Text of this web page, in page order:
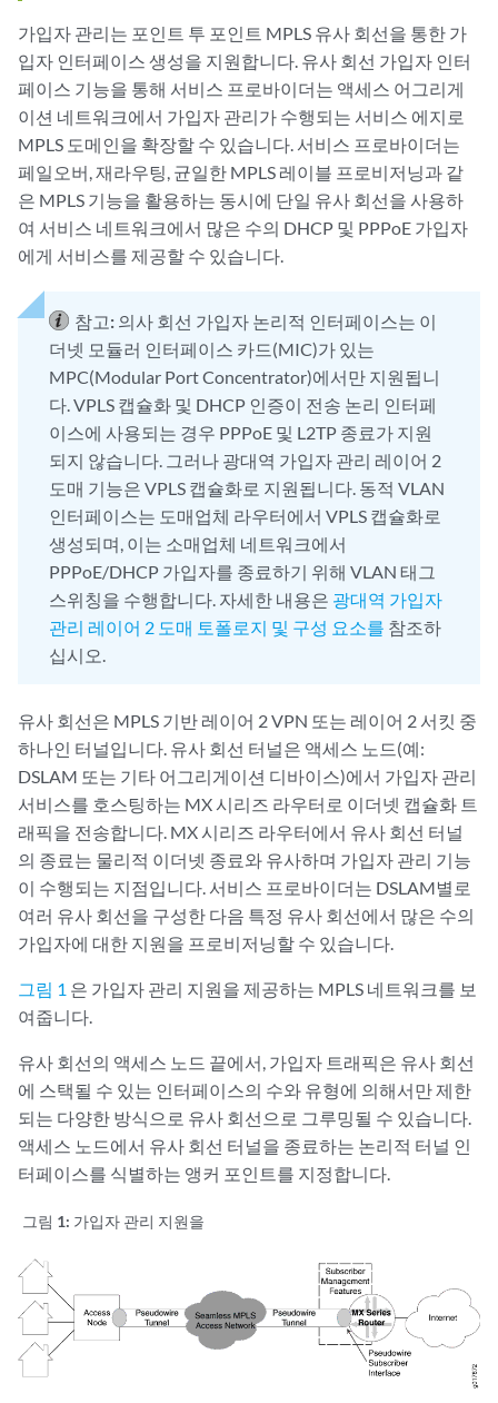
가입자 관리는 포인트 투 포인트 MPLS 유사 회선을 통한 가
입자 인터페이스 생성을 지원합니다. 유사 회선 가입자 인터
페이스 기능을 통해 서비스 프로바이더는 액세스 어그리게
이션 네트워크에서 가입자 관리가 수행되는 서비스 에지로
MPLS 도메인을 확장할 수 있습니다. 서비스 프로바이더는
페일오버, 재라우팅, 균일한 MPLS 레이블 프로비저닝과 같
은 MPLS 기능을 활용하는 동시에 단일 유사 회선을 사용하
여 서비스 네트워크에서 많은 수의 DHCP 및 PPPoE 가입자
에게 서비스를 제공할 수 있습니다.
참고: 의사 회선 가입자 논리적 인터페이스는 이
더넷 모듈러 인터페이스 카드(MIC)가 있는
MPC(Modular Port Concentrator)에서만 지원됩니
다. VPLS 캡슐화 및 DHCP 인증이 전송 논리 인터페
이스에 사용되는 경우 PPPoE 및 L2TP 종료가 지원
되지 않습니다. 그러나 광대역 가입자 관리 레이어 2
도매 기능은 VPLS 캡슐화로 지원됩니다. 동적 VLAN
인터페이스는 도매업체 라우터에서 VPLS 캡슐화로
생성되며, 이는 소매업체 네트워크에서
PPPoE/DHCP 가입자를 종료하기 위해 VLAN 태그
스위칭을 수행합니다. 자세한 내용은 광대역 가입자
관리 레이어 2 도매 토폴로지 및 구성 요소를 참조하
십시오.
유사 회선은 MPLS 기반 레이어 2 VPN 또는 레이어 2 서킷 중
하나인 터널입니다. 유사 회선 터널은 액세스 노드(예:
DSLAM 또는 기타 어그리게이션 디바이스)에서 가입자 관리
서비스를 호스팅하는 MX 시리즈 라우터로 이더넷 캡슐화 트
래픽을 전송합니다. MX 시리즈 라우터에서 유사 회선 터널
의 종료는 물리적 이더넷 종료와 유사하며 가입자 관리 기능
이 수행되는 지점입니다. 서비스 프로바이더는 DSLAM별로
여러 유사 회선을 구성한 다음 특정 유사 회선에서 많은 수의
가입자에 대한 지원을 프로비저닝할 수 있습니다.
그림 1 은 가입자 관리 지원을 제공하는 MPLS 네트워크를 보
여줍니다.
유사 회선의 액세스 노드 끝에서, 가입자 트래픽은 유사 회선
에 스택될 수 있는 인터페이스의 수와 유형에 의해서만 제한
되는 다양한 방식으로 유사 회선으로 그루밍될 수 있습니다.
액세스 노드에서 유사 회선 터널을 종료하는 논리적 터널 인
터페이스를 식별하는 앵커 포인트를 지정합니다.
그림 1: 가입자 관리 지원을